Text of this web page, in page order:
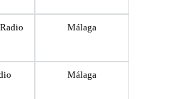
Málaga
Málaga